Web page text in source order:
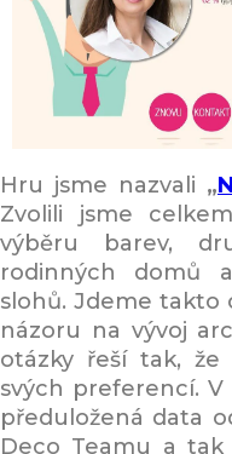
Hru jsme nazvali „
Zvolili jsme
výběru barev,
rodinných domů
slohů. Jdeme takto
názoru na vývoj
otázky řeší tak, že
svých preferencí.
předuložená data
Deco Teamu a